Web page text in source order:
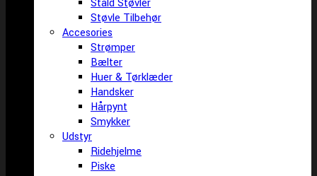
Stald Støvler
Støvle Tilbehør
Accesories
Strømper
Bælter
Huer & Tørklæder
Handsker
Hårpynt
Smykker
Udstyr
Ridehjelme
Piske